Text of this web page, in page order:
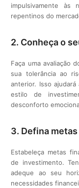
impulsivamente às
repentinos do
2. Conheça o
Faça uma avaliação
sua tolerância ao
anterior. Isso
estilo de
desconforto
3. Defina
Estabeleça metas
de investimento.
adeque ao seu
necessidades